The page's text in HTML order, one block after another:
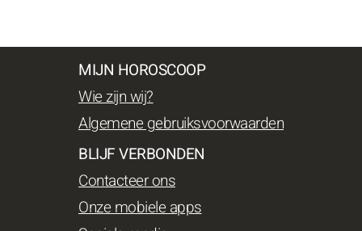
MIJN HOROSCOOP
Wie zijn wij?
Algemene gebruiksvoorwaarden
BLIJF VERBONDEN
Contacteer ons
Onze mobiele apps